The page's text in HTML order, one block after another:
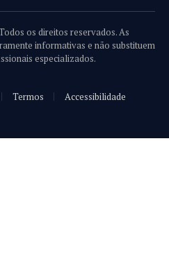
os direitos reservados. As
informativas e não substituem
especializados.
Termos Accessibilidade